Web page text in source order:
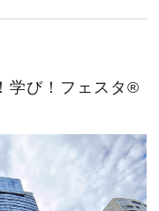
学び！フェスタ®